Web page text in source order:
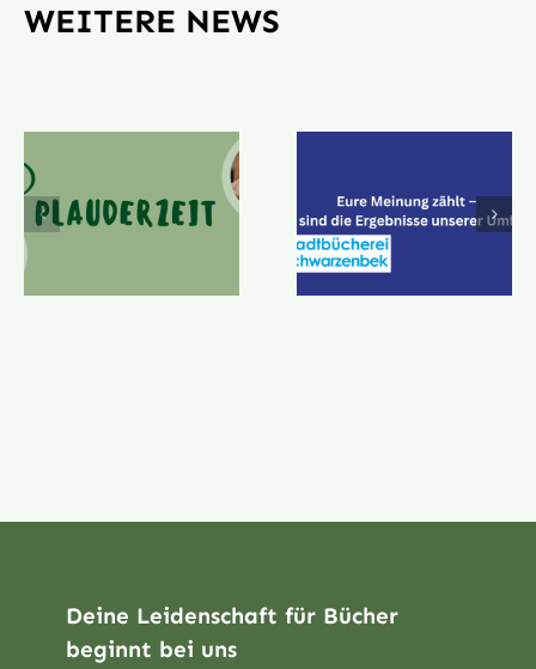
WEITERE NEWS
Deine Leidenschaft für Bücher
beginnt bei uns